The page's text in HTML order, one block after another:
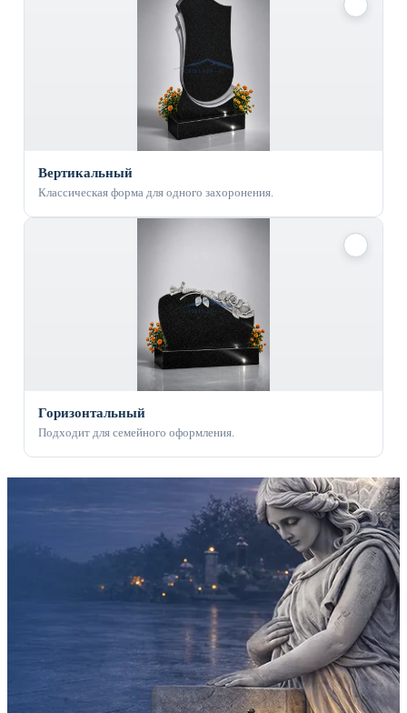
Вертикальный
Классическая форма для одного захоронения.
Горизонтальный
Подходит для семейного оформления.